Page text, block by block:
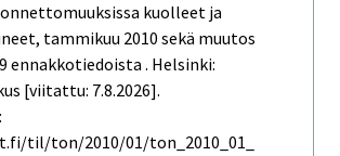
kuolleet ja
tammikuu 2010 sekä muutos
ennakkotiedoista . Helsinki:
[viitattu: 7.8.2026].
til/ton/2010/01/ton_2010_01_